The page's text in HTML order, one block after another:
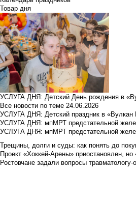
Товар дня
УСЛУГА ДНЯ: Детский День рождения в
Все новости по теме 24.06.2026
УСЛУГА ДНЯ: Детский праздник в «Вулкан
УСЛУГА ДНЯ: мпМРТ предстательной
УСЛУГА ДНЯ: мпМРТ предстательной
Трещины, долги и суды: как понять до
Проект «Хоккей-Арены» приостановлен,
Ростовчане задали вопросы